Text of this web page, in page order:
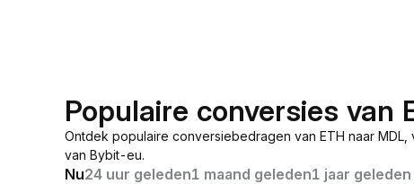
Populaire conversies van
Ontdek populaire conversiebedragen van ETH naar
van Bybit-eu.
Nu24 uur geleden1 maand geleden1 jaar geleden